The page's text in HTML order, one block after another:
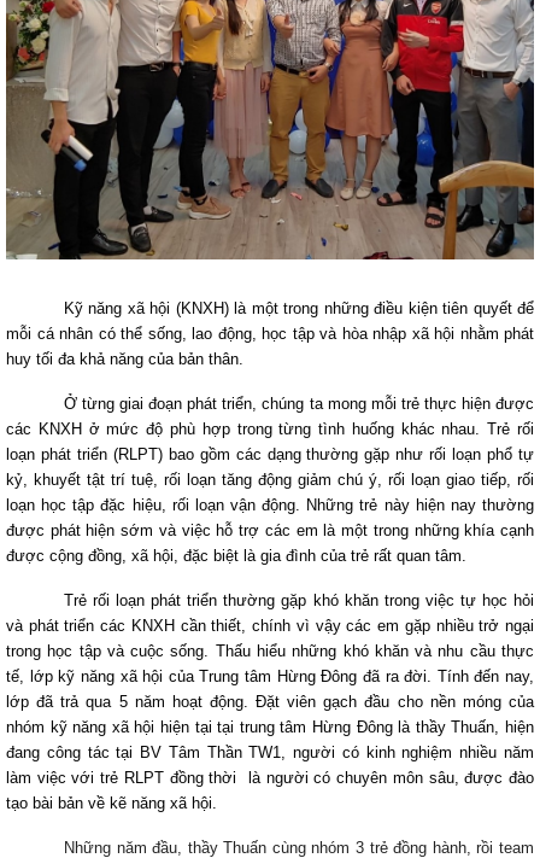
Kỹ năng xã hội (KNXH) là một trong những điều kiện tiên quyết để
mỗi cá nhân có thể sống, lao động, học tập và hòa nhập xã hội nhằm phát
huy tối đa khả năng của bản thân.
Ở từng giai đoạn phát triển, chúng ta mong mỗi trẻ thực hiện được
các KNXH ở mức độ phù hợp trong từng tình huống khác nhau. Trẻ rối
loạn phát triển (RLPT) bao gồm các dạng thường gặp như rối loạn phổ tự
kỷ, khuyết tật trí tuệ, rối loạn tăng động giảm chú ý, rối loạn giao tiếp, rối
loạn học tập đặc hiệu, rối loạn vận động. Những trẻ này hiện nay thường
được phát hiện sớm và việc hỗ trợ các em là một trong những khía cạnh
được cộng đồng, xã hội, đặc biệt là gia đình của trẻ rất quan tâm.
Trẻ rối loạn phát triển thường gặp khó khăn trong việc tự học hỏi
và phát triển các KNXH cần thiết, chính vì vậy các em gặp nhiều trở ngại
trong học tập và cuộc sống. Thấu hiểu những khó khăn và nhu cầu thực
tế, lớp kỹ năng xã hội của Trung tâm Hừng Đông đã ra đời. Tính đến nay,
lớp đã trả qua 5 năm hoạt động. Đặt viên gạch đầu cho nền móng của
nhóm kỹ năng xã hội hiện tại tại trung tâm Hừng Đông là thầy Thuấn, hiện
đang công tác tại BV Tâm Thần TW1, người có kinh nghiệm nhiều năm
làm việc với trẻ RLPT đồng thời là người có chuyên môn sâu, được đào
tạo bài bản về kẽ năng xã hội.
Những năm đầu, thầy Thuấn cùng nhóm 3 trẻ đồng hành, rồi team